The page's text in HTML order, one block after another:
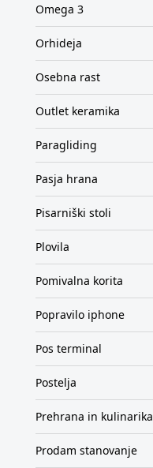
Omega 3
Orhideja
Osebna rast
Outlet keramika
Paragliding
Pasja hrana
Pisarniški stoli
Plovila
Pomivalna korita
Popravilo iphone
Pos terminal
Postelja
Prehrana in kulinarika
Prodam stanovanje